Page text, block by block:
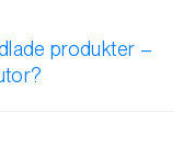
produkter –